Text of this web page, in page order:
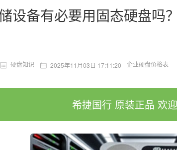
设备有必要用固态硬盘吗
硬盘知识 2025年11月03日 17:11:20 企业硬盘价格表
希捷国行 原装正品 欢